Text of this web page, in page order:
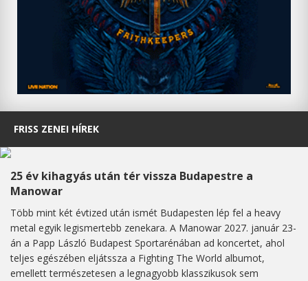
FRISS ZENEI HÍREK
25 év kihagyás után tér vissza Budapestre a
Manowar
Több mint két évtized után ismét Budapesten lép fel a heavy
metal egyik legismertebb zenekara. A Manowar 2027. január 23-
án a Papp László Budapest Sportarénában ad koncertet, ahol
teljes egészében eljátssza a Fighting The World albumot,
emellett természetesen a legnagyobb klasszikusok sem